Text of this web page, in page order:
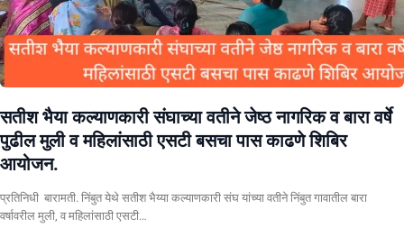
सतीश भैया कल्याणकारी संघाच्या वतीने जेष्ठ नागरिक व बारा वर्षे
पुढील मुली व महिलांसाठी एसटी बसचा पास काढणे शिबिर
आयोजन.
प्रतिनिधी बारामती. निंबुत येथे सतीश भैय्या कल्याणकारी संघ यांच्या वतीने निंबुत गावातील बारा
वर्षावरील मुली, व महिलांसाठी एसटी…